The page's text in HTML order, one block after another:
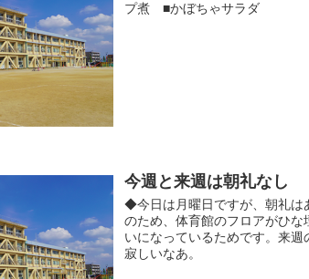
プ煮 ■かぼちゃサラダ
今週と来週は朝礼なし
◆今日は月曜日ですが、朝礼は
のため、体育館のフロアがひ
いになっているためです。来
寂しいなあ。